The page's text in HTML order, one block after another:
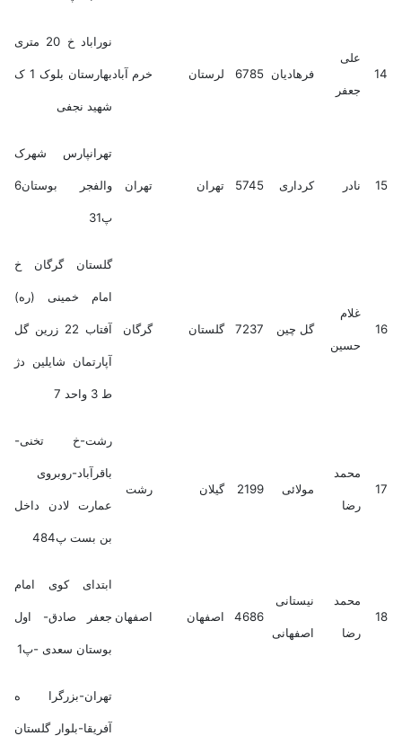
14
علی
جعفر
فرهادیان 6785 لرستان خرم آباد
نوراباد خ 20 متری
بهارستان بلوک 1 ک
شهید نجفی
15 نادر کرداری 5745 تهران تهران
تهرانپارس شهرک
والفجر بوستان6
پ31
16
غلام
حسین
گل چین 7237 گلستان گرگان
گلستان گرگان خ
امام خمینی (ره)
آفتاب 22 زرین گل
آپارتمان شایلین دژ
ط 3 واحد 7
17
محمد
رضا
مولائی 2199 گیلان رشت
رشت-خ تخنی-
باقرآباد-روبروی
عمارت لادن داخل
بن بست پ484
18
محمد
رضا
نیستانی
اصفهانی
4686 اصفهان اصفهان
ابتدای کوی امام
جعفر صادق- اول
بوستان سعدی -پ1
تهران-بزرگرا ه
آفریقا-بلوار گلستان